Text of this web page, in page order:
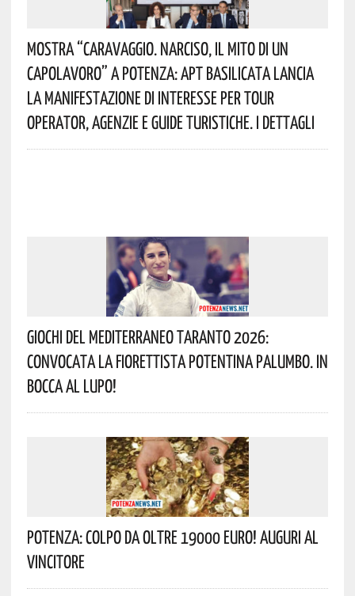
Mostra “Caravaggio. Narciso, Il Mito Di Un
Capolavoro” A Potenza: APT Basilicata Lancia
La Manifestazione Di Interesse Per Tour
Operator, Agenzie E Guide Turistiche. I Dettagli
Giochi Del Mediterraneo Taranto 2026:
Convocata La Fiorettista Potentina Palumbo. In
Bocca Al Lupo!
Potenza: Colpo Da Oltre 19000 Euro! Auguri Al
Vincitore